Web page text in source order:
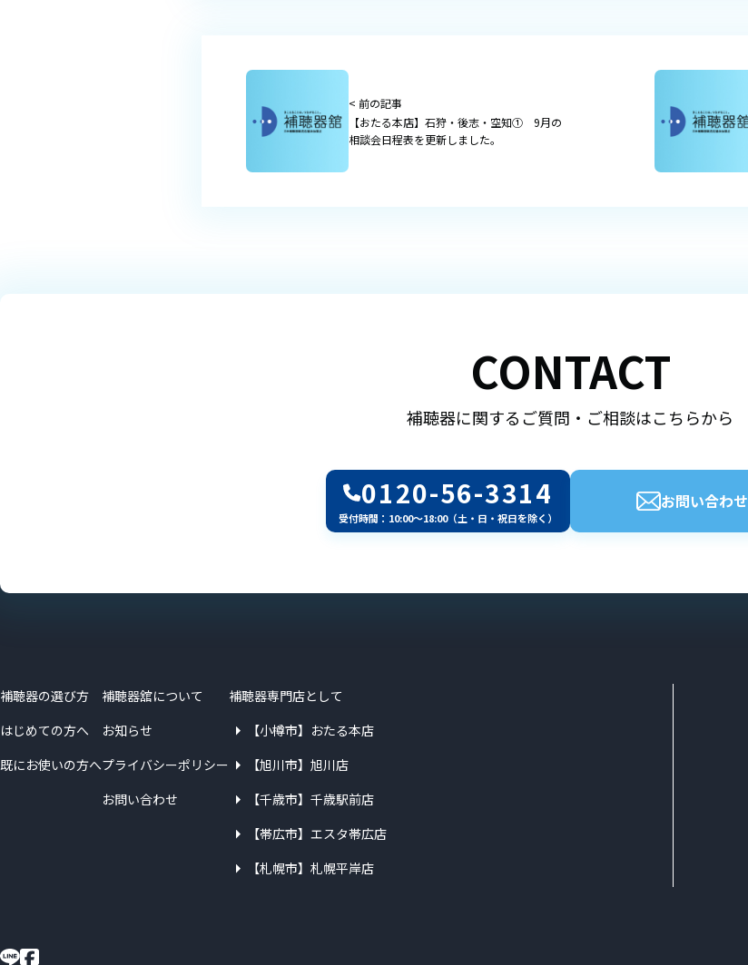
< 前の記事
【おたる本店】石狩・後志・空知① 9月の
相談会日程表を更新しました。
CONTACT
補聴器に関するご質問・ご相談はこちらから
0120-56-3314
受付時間：10:00～18:00（土・日・祝日を除く）
お問い合わせ
補聴器の選び方
はじめての方へ
既にお使いの方へ
補聴器舘について
お知らせ
プライバシーポリシー
お問い合わせ
補聴器専門店として
【小樽市】おたる本店
【旭川市】旭川店
【千歳市】千歳駅前店
【帯広市】エスタ帯広店
【札幌市】札幌平岸店